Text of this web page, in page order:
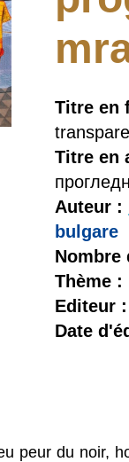
Titre en
Titre en
Auteur :
bulgare
Nombre
Thème :
Editeur
Date
peur du noir,